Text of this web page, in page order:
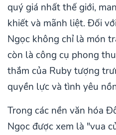
quý giá nhất thế giới,
khiết và mãnh liệt. Đối
Ngọc không chỉ là món
còn là công cụ phong
thắm của Ruby tượng
quyền lực và tình yêu
Trong các nền văn hóa
Ngọc được xem là "vua